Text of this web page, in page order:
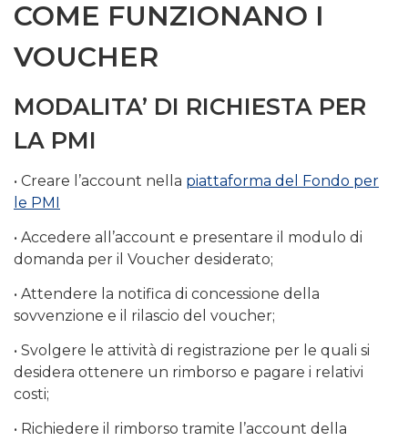
COME FUNZIONANO I
VOUCHER
MODALITA’ DI RICHIESTA PER
LA PMI
• Creare l’account nella piattaforma del Fondo per
le PMI
• Accedere all’account e presentare il modulo di
domanda per il Voucher desiderato;
• Attendere la notifica di concessione della
sovvenzione e il rilascio del voucher;
• Svolgere le attività di registrazione per le quali si
desidera ottenere un rimborso e pagare i relativi
costi;
• Richiedere il rimborso tramite l’account della